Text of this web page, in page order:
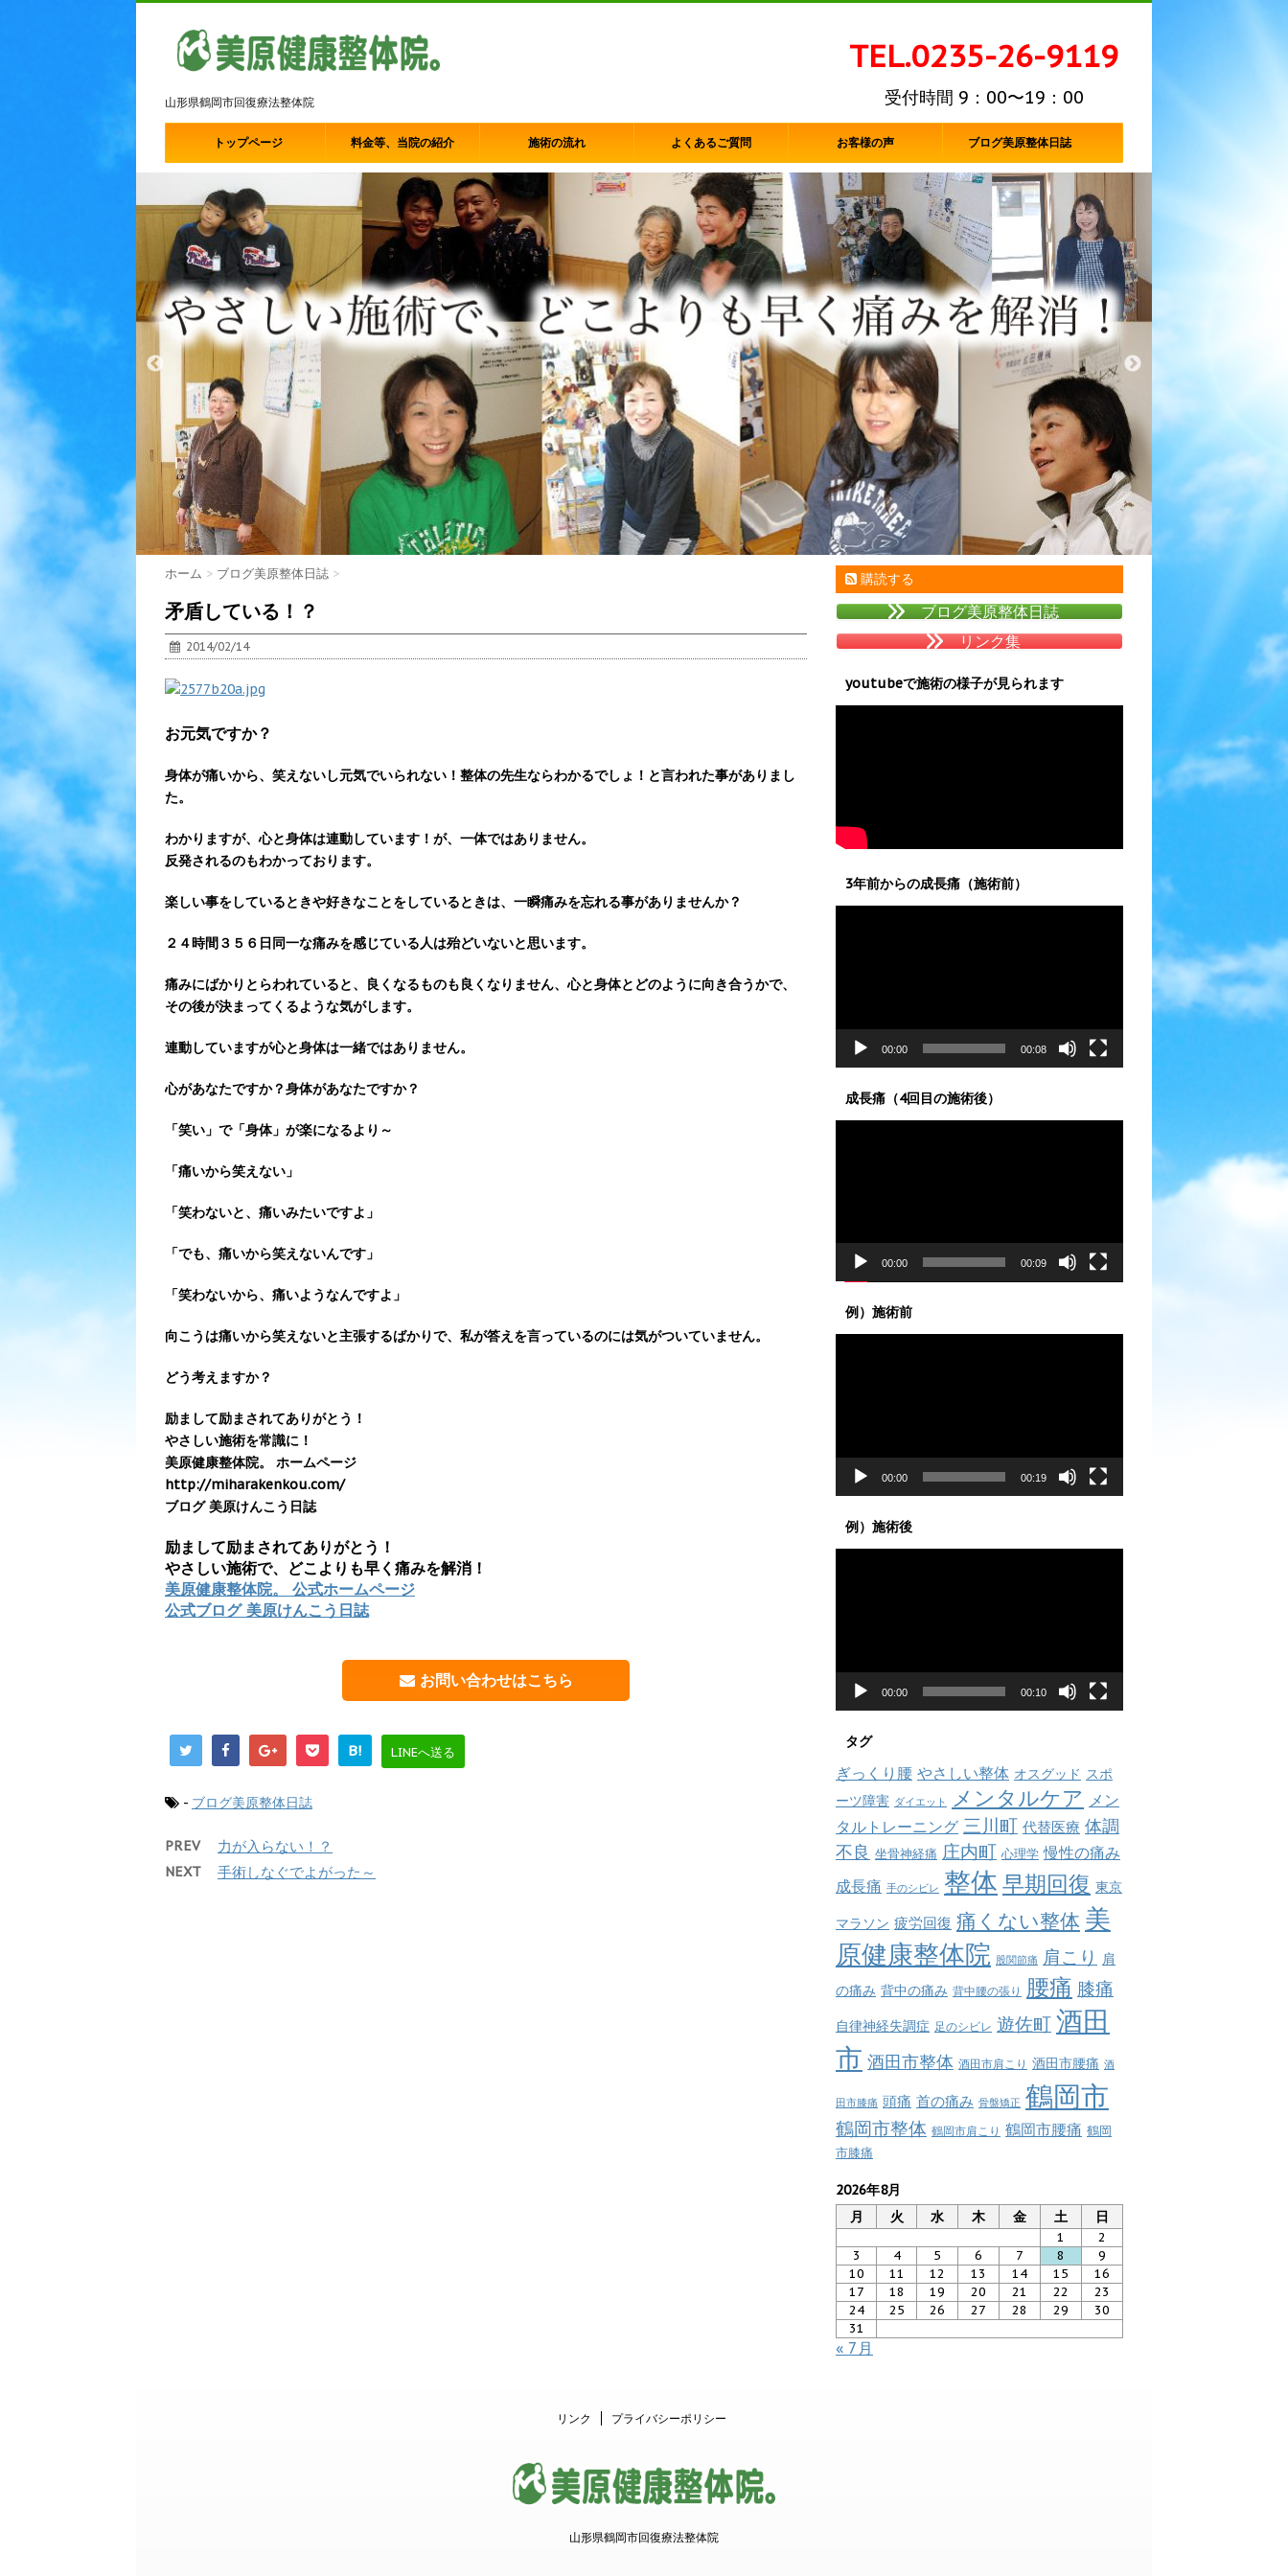
山形県鶴岡市回復療法整体院
TEL.0235-26-9119
受付時間 9：00〜19：00
トップページ 料金等、当院の紹介 施術の流れ よくあるご質問 お客様の声 ブログ美原整体日誌
ホーム > ブログ美原整体日誌 >
矛盾している！？
2014/02/14
お元気ですか？
身体が痛いから、笑えないし元気でいられない！整体の先生ならわかるでしょ！と言われた事がありまし
た。
わかりますが、心と身体は連動しています！が、一体ではありません。
反発されるのもわかっております。
楽しい事をしているときや好きなことをしているときは、一瞬痛みを忘れる事がありませんか？
２４時間３５６日同一な痛みを感じている人は殆どいないと思います。
痛みにばかりとらわれていると、良くなるものも良くなりません、心と身体とどのように向き合うかで、
その後が決まってくるような気がします。
連動していますが心と身体は一緒ではありません。
心があなたですか？身体があなたですか？
「笑い」で「身体」が楽になるより～
「痛いから笑えない」
「笑わないと、痛いみたいですよ」
「でも、痛いから笑えないんです」
「笑わないから、痛いようなんですよ」
向こうは痛いから笑えないと主張するばかりで、私が答えを言っているのには気がついていません。
どう考えますか？
励まして励まされてありがとう！
やさしい施術を常識に！
美原健康整体院。 ホームページ
http://miharakenkou.com/
ブログ 美原けんこう日誌
励まして励まされてありがとう！
やさしい施術で、どこよりも早く痛みを解消！
美原健康整体院。 公式ホームページ
公式ブログ 美原けんこう日誌
お問い合わせはこちら
B! LINEへ送る
- ブログ美原整体日誌
PREV 力が入らない！？
NEXT 手術しなぐでよがった～
購読する
ブログ美原整体日誌
リンク集
youtubeで施術の様子が見られます
3年前からの成長痛（施術前）
00:00 00:08
成長痛（4回目の施術後）
00:00 00:09
例）施術前
00:00 00:19
例）施術後
00:00 00:10
タグ
ぎっくり腰 やさしい整体 オスグッド スポ
ーツ障害 ダイエット メンタルケア メン
タルトレーニング 三川町 代替医療 体調
不良 坐骨神経痛 庄内町 心理学 慢性の痛み
成長痛 手のシビレ 整体 早期回復 東京
マラソン 疲労回復 痛くない整体 美
原健康整体院 股関節痛 肩こり 肩
の痛み 背中の痛み 背中腰の張り 腰痛 膝痛
自律神経失調症 足のシビレ 遊佐町 酒田
市 酒田市整体 酒田市肩こり 酒田市腰痛 酒
田市膝痛 頭痛 首の痛み 骨盤矯正 鶴岡市
鶴岡市整体 鶴岡市肩こり 鶴岡市腰痛 鶴岡
市膝痛
2026年8月
月
火 水 木 金 土 日
1
2
3
4 5 6 7 8
9
10
11 12 13 14 15
16
17
18 19 20 21 22
23
24
25 26 27 28 29
30
31
« 7月
リンク プライバシーポリシー
山形県鶴岡市回復療法整体院